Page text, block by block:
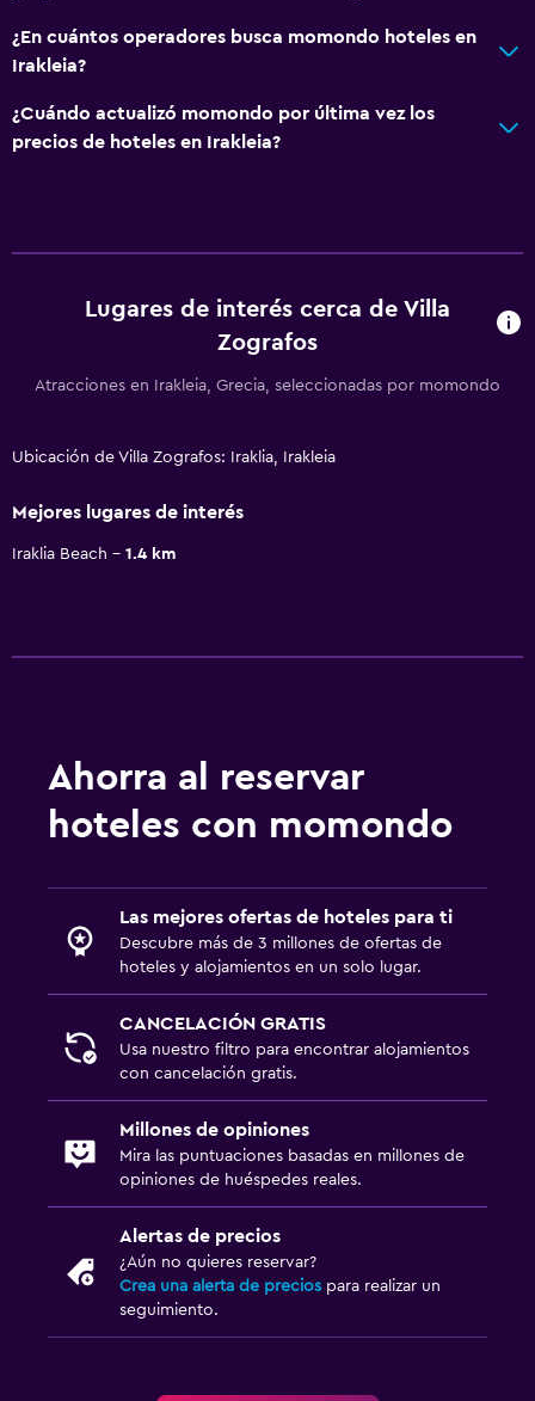
¿En cuántos operadores busca momondo hoteles en
Irakleia?
¿Cuándo actualizó momondo por última vez los
precios de hoteles en Irakleia?
Lugares de interés cerca de Villa
Zografos
Atracciones en Irakleia, Grecia, seleccionadas por momondo
Ubicación de Villa Zografos: Iraklia, Irakleia
Mejores lugares de interés
Iraklia Beach 1.4 km
Ahorra al reservar
hoteles con momondo
Las mejores ofertas de hoteles para ti
Descubre más de 3 millones de ofertas de
hoteles y alojamientos en un solo lugar.
CANCELACIÓN GRATIS
Usa nuestro filtro para encontrar alojamientos
con cancelación gratis.
Millones de opiniones
Mira las puntuaciones basadas en millones de
opiniones de huéspedes reales.
Alertas de precios
¿Aún no quieres reservar?
Crea una alerta de precios para realizar un
seguimiento.